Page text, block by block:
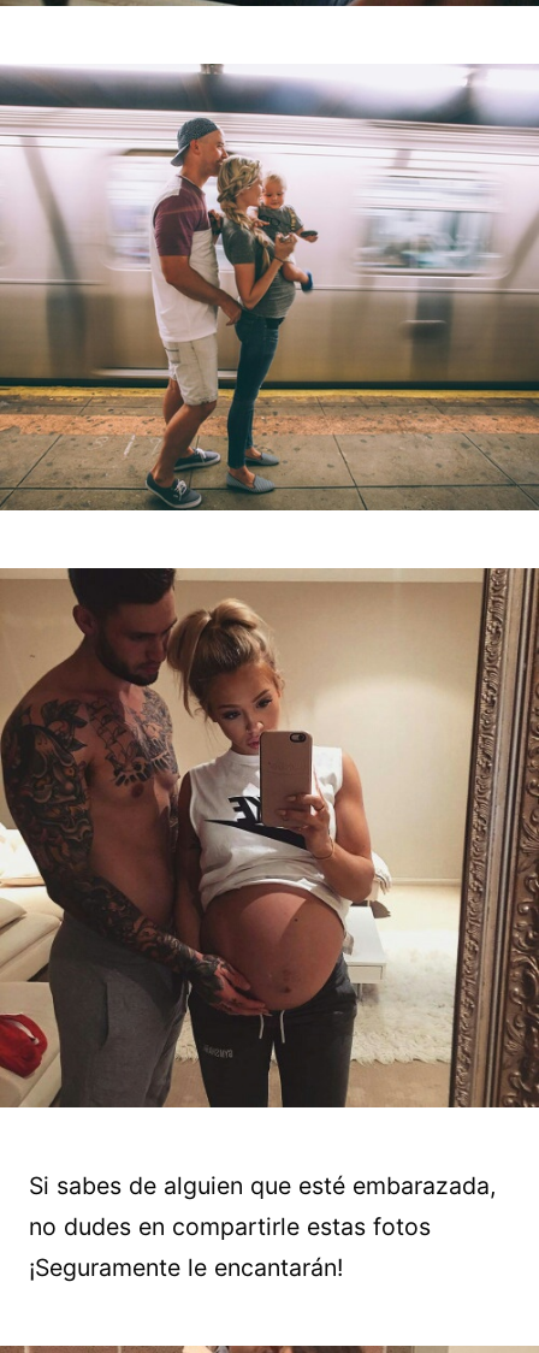
Si sabes de alguien que esté embarazada,
no dudes en compartirle estas fotos
¡Seguramente le encantarán!